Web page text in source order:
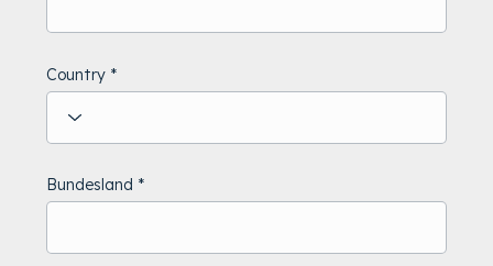
Country
Bundesland